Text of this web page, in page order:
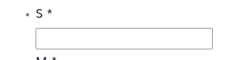
S *
caso de ser vectoriales.
– Control de tipografías, todos los textos se